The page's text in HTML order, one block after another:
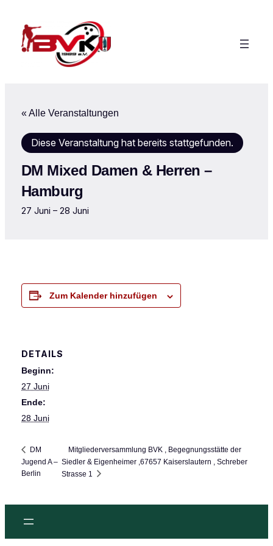
« Alle Veranstaltungen
Diese Veranstaltung hat bereits stattgefunden.
DM Mixed Damen & Herren –
Hamburg
27 Juni – 28 Juni
Zum Kalender hinzufügen
DETAILS
Beginn:
27 Juni
Ende:
28 Juni
DM
Jugend A –
Berlin
Mitgliederversammlung BVK , Begegnungsstätte der
Siedler & Eigenheimer ,67657 Kaiserslautern , Schreber
Strasse 1